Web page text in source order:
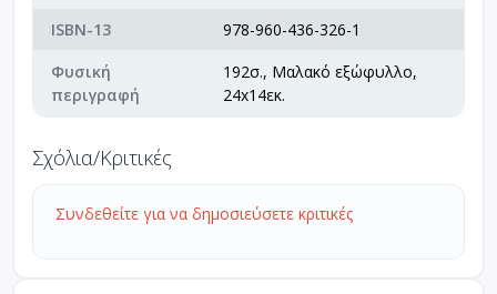
ISBN-13
978-960-436-326-1
Φυσική
περιγραφή
192σ., Μαλακό εξώφυλλο,
24x14εκ.
Σχόλια/Κριτικές
Συνδεθείτε για να δημοσιεύσετε κριτικές